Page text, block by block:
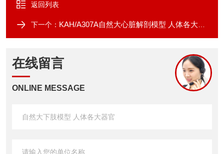
返回列表
下一个： KAH/A307A自然大心脏解剖模型 人体各大器官
在线留言
ONLINE MESSAGE